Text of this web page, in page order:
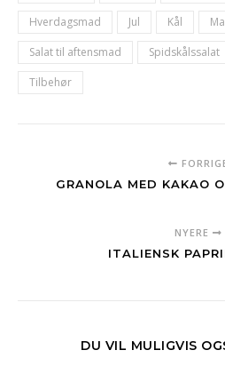
Hverdagsmad
Jul Kål
Salat til aftensmad
Spidskålssalat
Tilbehør
GRANOLA MED KAKAO
NYERE
ITALIENSK
DU VIL MULIGVIS